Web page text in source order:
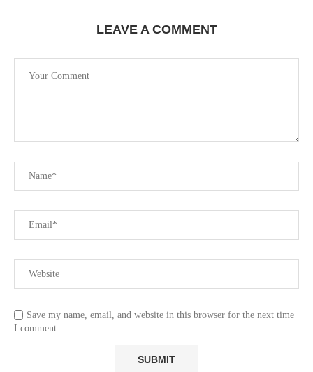
LEAVE A COMMENT
Save my name, email, and website in this browser for the next time
I comment.